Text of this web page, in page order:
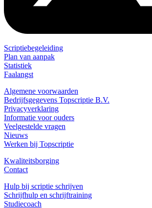
Scriptiebegeleiding
Plan van aanpak
Statistiek
Faalangst
Algemene voorwaarden
Bedrijfsgegevens Topscriptie B.V.
Privacyverklaring
Informatie voor ouders
Veelgestelde vragen
Nieuws
Werken bij Topscriptie
Kwaliteitsborging
Contact
Hulp bij scriptie schrijven
Schrijfhulp en schrijftraining
Studiecoach